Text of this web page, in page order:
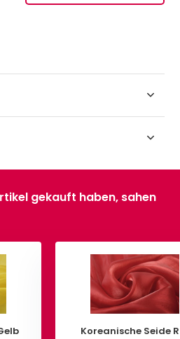
gekauft haben, sahen
Koreanische Seide